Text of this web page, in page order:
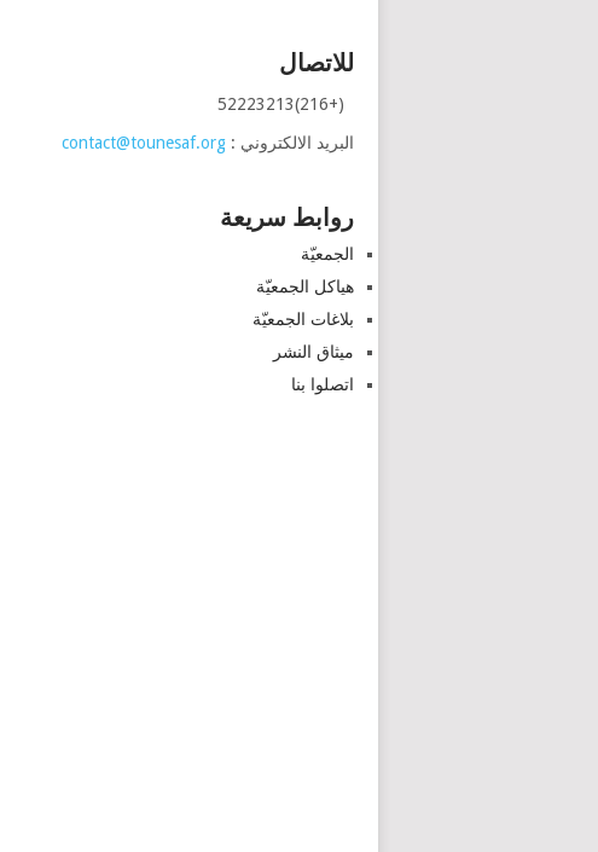
للاتصال
(+216)52223213
البريد الالكتروني : contact@tounesaf.org
روابط سريعة
الجمعيّة
هياكل الجمعيّة
بلاغات الجمعيّة
ميثاق النشر
اتصلوا بنا